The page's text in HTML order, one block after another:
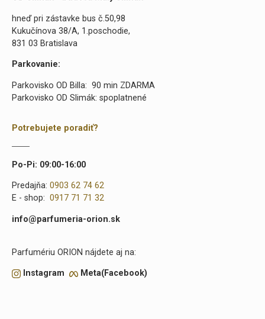
hneď pri zástavke bus č.50,98
Kukučínova 38/A, 1.poschodie,
831 03 Bratislava
Parkovanie:
Parkovisko OD Billa: 90 min ZDARMA
Parkovisko OD Slimák: spoplatnené
Potrebujete poradiť?
Po-Pi: 09:00-16:00
Predajňa: 0903 62 74 62
E - shop: 0917 71 71 32
info@parfumeria-orion.sk
Parfumériu ORION nájdete aj na:
Instagram Meta(Facebook)